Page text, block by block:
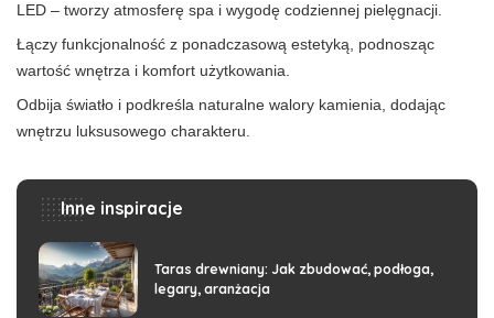
LED – tworzy atmosferę spa i wygodę codziennej pielęgnacji.
Łączy funkcjonalność z ponadczasową estetyką, podnosząc
wartość wnętrza i komfort użytkowania.
Odbija światło i podkreśla naturalne walory kamienia, dodając
wnętrzu luksusowego charakteru.
Inne inspiracje
Taras drewniany: Jak zbudować, podłoga,
legary, aranżacja